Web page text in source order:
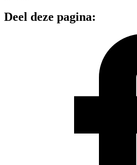
Deel deze pagina: